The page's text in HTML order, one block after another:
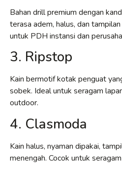
Bahan drill premium dengan
terasa adem, halus, dan
untuk PDH instansi dan
3. Ripstop
Kain bermotif kotak penguat
sobek. Ideal untuk seragam
outdoor.
4. Clasmoda
Kain halus, nyaman dipakai,
menengah. Cocok untuk